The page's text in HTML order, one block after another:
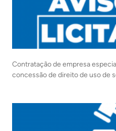
Contratação de empresa
concessão de direito de uso de